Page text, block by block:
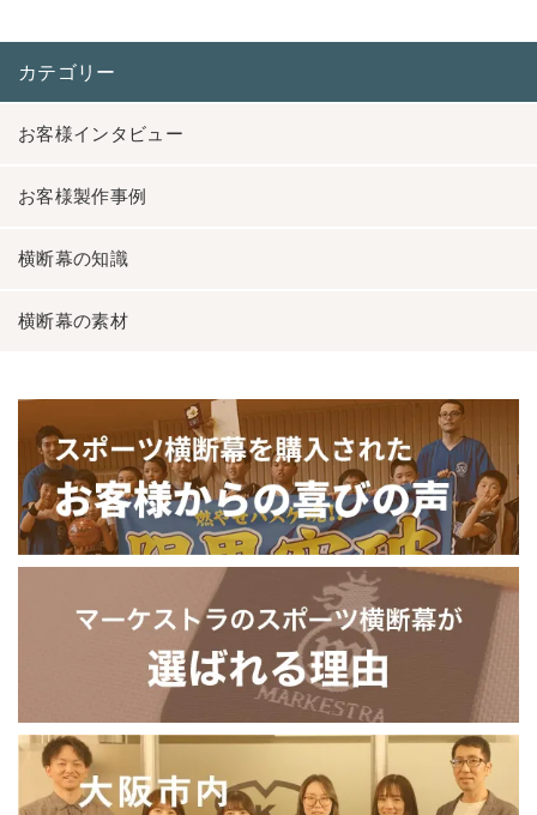
カテゴリー
お客様インタビュー
お客様製作事例
横断幕の知識
横断幕の素材